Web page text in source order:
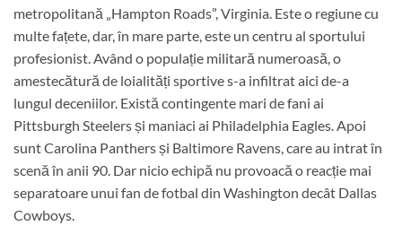
metropolitană „Hampton Roads”, Virginia. Este o regiune cu
multe fațete, dar, în mare parte, este un centru al sportului
profesionist. Având o populație militară numeroasă, o
amestecătură de loialități sportive s-a infiltrat aici de-a
lungul deceniilor. Există contingente mari de fani ai
Pittsburgh Steelers și maniaci ai Philadelphia Eagles. Apoi
sunt Carolina Panthers și Baltimore Ravens, care au intrat în
scenă în anii 90. Dar nicio echipă nu provoacă o reacție mai
separatoare unui fan de fotbal din Washington decât Dallas
Cowboys.